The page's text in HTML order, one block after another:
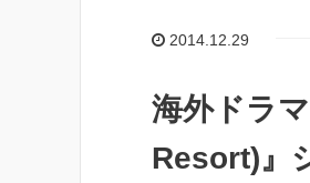
2014.12.29
海外ドラ
Resort)』